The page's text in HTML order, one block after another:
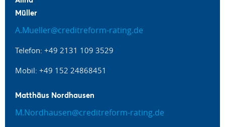
Müller
A.Mueller@creditreform-rating.de
Telefon: +49 2131 109 3529
Mobil: +49 152 24868451
Matthäus Nordhausen
M.Nordhausen@creditreform-rating.de